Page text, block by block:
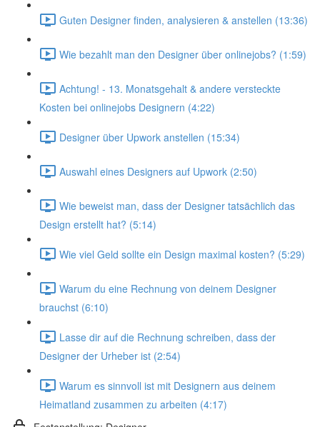
Guten Designer finden, analysieren & anstellen (13:36)
Wie bezahlt man den Designer über onlinejobs? (1:59)
Achtung! - 13. Monatsgehalt & andere versteckte
Kosten bei onlinejobs Designern (4:22)
Designer über Upwork anstellen (15:34)
Auswahl eines Designers auf Upwork (2:50)
Wie beweist man, dass der Designer tatsächlich das
Design erstellt hat? (5:14)
Wie viel Geld sollte ein Design maximal kosten? (5:29)
Warum du eine Rechnung von deinem Designer
brauchst (6:10)
Lasse dir auf die Rechnung schreiben, dass der
Designer der Urheber ist (2:54)
Warum es sinnvoll ist mit Designern aus deinem
Heimatland zusammen zu arbeiten (4:17)